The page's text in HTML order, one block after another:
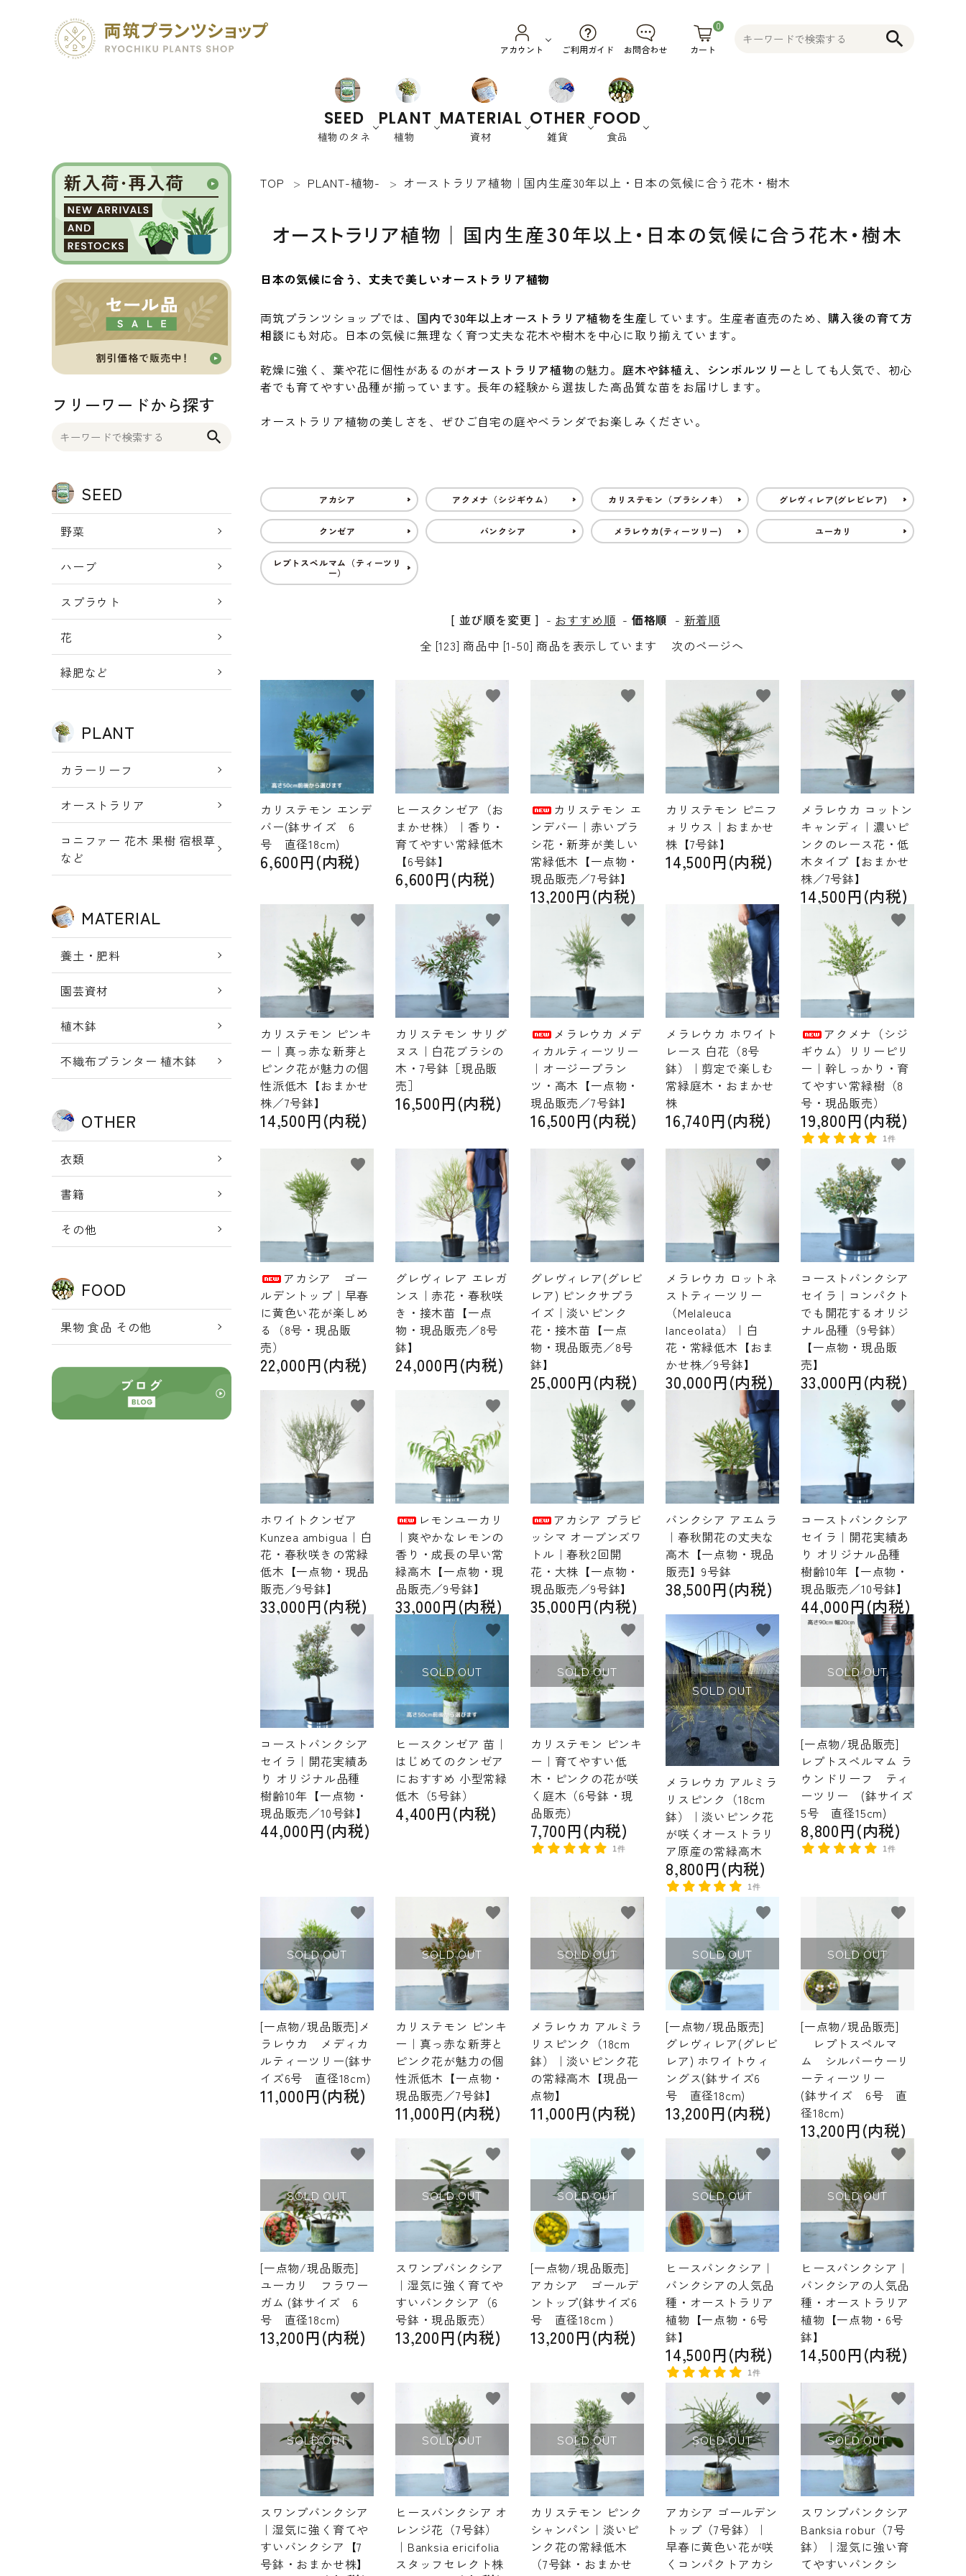
アカウント ご利用ガイド お問合わせ
0
カート
search
SEED
植物のタネ
PLANT
植物
根草 など
MATERIAL
資材
鉢
OTHER
雑貨
他
FOOD
食品
食
他
search
SEED 植物のタネ
PLANT 植物
MATERIAL 資材
OTHER 雑貨
ご利用ガイド
プライバシーポリシー
特定商取引法について
お問い合わせ
ようこそ ゲスト 様
ログイン
フリーワードから探す
search
SEED
野菜
ハーブ
スプラウト
花
緑肥など
PLANT
カラーリーフ
オーストラリア
コニファー 花木 果樹 宿根草
など
MATERIAL
養土・肥料
園芸資材
植木鉢
不織布プランター 植木鉢
OTHER
衣類
書籍
その他
FOOD
果物 食品 その他
TOP PLANT-植物- オーストラリア植物｜国内生産30年以上・日本の気候に合う花木・樹木
オーストラリア植物｜国内生産30年以上・日本の気候に合う花木・樹木
日本の気候に合う、丈夫で美しいオーストラリア植物
両筑プランツショップでは、 国内で30年以上オーストラリア植物を生産 しています。生産者直売のため、購入後の育て方
相談 にも対応。日本の気候に無理なく育つ丈夫な花木や樹木を中心に取り揃えています。
乾燥に強く、葉や花に個性があるのがオーストラリア植物の魅力。庭木や鉢植え、シンボルツリー としても人気で、初心
者でも育てやすい品種が揃っています。長年の経験から選抜した高品質な苗をお届けします。
オーストラリア植物の美しさを、ぜひご自宅の庭やベランダでお楽しみください。
アカシア アクメナ（シジギウム） カリステモン（ブラシノキ） グレヴィレア(グレビレア)
クンゼア バンクシア メラレウカ(ティーツリー) ユーカリ
レプトスペルマム（ティーツリ
ー）
[ 並び順を変更 ] - おすすめ順 - 価格順 - 新着順
全 [123] 商品中 [1-50] 商品を表示しています
次のページへ
カリステモン エンデ
バー(鉢サイズ 6
号 直径18cm)
6,600円(内税)
favorite
ヒースクンゼア（お
まかせ株）｜香り・
育てやすい常緑低木
【6号鉢】
6,600円(内税)
favorite
カリステモン エ
ンデバー｜赤いブラ
シ花・新芽が美しい
常緑低木【一点物・
現品販売／7号鉢】
13,200円(内税)
favorite
カリステモン ピニフ
ォリウス｜おまかせ
株【7号鉢】
14,500円(内税)
favorite
メラレウカ コットン
キャンディ｜濃いピ
ンクのレース花・低
木タイプ【おまかせ
株／7号鉢】
14,500円(内税)
favorite
カリステモン ピンキ
ー｜真っ赤な新芽と
ピンク花が魅力の個
性派低木【おまかせ
株／7号鉢】
14,500円(内税)
favorite
カリステモン サリグ
ヌス｜白花ブラシの
木・7号鉢［現品販
売］
16,500円(内税)
favorite
メラレウカ メデ
ィカルティーツリー
｜オージープラン
ツ・高木【一点物・
現品販売／7号鉢】
16,500円(内税)
favorite
メラレウカ ホワイト
レース 白花（8号
鉢）｜剪定で楽しむ
常緑庭木・おまかせ
株
16,740円(内税)
favorite
アクメナ（シジ
ギウム）リリーピリ
ー｜幹しっかり・育
てやすい常緑樹（8
号・現品販売）
19,800円(内税)
1件
favorite
アカシア ゴー
ルデントップ｜早春
に黄色い花が楽しめ
る（8号・現品販
売）
22,000円(内税)
favorite
グレヴィレア エレガ
ンス｜赤花・春秋咲
き・接木苗【一点
物・現品販売／8号
鉢】
24,000円(内税)
favorite
グレヴィレア(グレビ
レア) ピンクサプラ
イズ｜淡いピンク
花・接木苗【一点
物・現品販売／8号
鉢】
25,000円(内税)
favorite
メラレウカ ロットネ
ストティーツリー
（Melaleuca
lanceolata）｜白
花・常緑低木【おま
かせ株／9号鉢】
30,000円(内税)
favorite
コーストバンクシア
セイラ｜コンパクト
でも開花するオリジ
ナル品種（9号鉢）
【一点物・現品販
売】
33,000円(内税)
favorite
ホワイトクンゼア
Kunzea ambigua｜白
花・春秋咲きの常緑
低木【一点物・現品
販売／9号鉢】
33,000円(内税)
favorite
レモンユーカリ
｜爽やかなレモンの
香り・成長の早い常
緑高木【一点物・現
品販売／9号鉢】
33,000円(内税)
favorite
アカシア プラビ
ッシマ オーブンズワ
トル｜春秋2回開
花・大株【一点物・
現品販売／9号鉢】
35,000円(内税)
favorite
バンクシア アエムラ
｜春秋開花の丈夫な
高木【一点物・現品
販売】9号鉢
38,500円(内税)
favorite
コーストバンクシア
セイラ｜開花実績あ
り オリジナル品種
樹齢10年【一点物・
現品販売／10号鉢】
44,000円(内税)
favorite
コーストバンクシア
セイラ｜開花実績あ
り オリジナル品種
樹齢10年【一点物・
現品販売／10号鉢】
44,000円(内税)
favorite
SOLD OUT
ヒースクンゼア 苗｜
はじめてのクンゼア
におすすめ 小型常緑
低木（5号鉢）
4,400円(内税)
favorite
SOLD OUT
カリステモン ピンキ
ー｜育てやすい低
木・ピンクの花が咲
く庭木（6号鉢・現
品販売）
7,700円(内税)
1件
favorite
SOLD OUT
メラレウカ アルミラ
リスピンク（18cm
鉢）｜淡いピンク花
が咲くオーストラリ
ア原産の常緑高木
8,800円(内税)
1件
favorite
SOLD OUT
[一点物/現品販売]
レプトスペルマム ラ
ウンドリーフ ティ
ーツリー (鉢サイズ
5号 直径15cm)
8,800円(内税)
1件
favorite
SOLD OUT
[一点物/現品販売]メ
ラレウカ メディカ
ルティーツリー(鉢サ
イズ6号 直径18cm)
11,000円(内税)
favorite
SOLD OUT
カリステモン ピンキ
ー｜真っ赤な新芽と
ピンク花が魅力の個
性派低木【一点物・
現品販売／7号鉢】
11,000円(内税)
favorite
SOLD OUT
メラレウカ アルミラ
リスピンク（18cm
鉢）｜淡いピンク花
の常緑高木【現品一
点物】
11,000円(内税)
favorite
SOLD OUT
[一点物/現品販売]
グレヴィレア(グレビ
レア) ホワイトウィ
ングス(鉢サイズ6
号 直径18cm)
13,200円(内税)
favorite
SOLD OUT
[一点物/現品販売]
レプトスペルマ
ム シルバーウーリ
ーティーツリー
(鉢サイズ 6号 直
径18cm)
13,200円(内税)
favorite
SOLD OUT
[一点物/現品販売]
ユーカリ フラワー
ガム (鉢サイズ 6
号 直径18cm)
13,200円(内税)
favorite
SOLD OUT
スワンプバンクシア
｜湿気に強く育てや
すいバンクシア（6
号鉢・現品販売）
13,200円(内税)
favorite
SOLD OUT
[一点物/現品販売]
アカシア ゴールデ
ントップ(鉢サイズ6
号 直径18cm )
13,200円(内税)
favorite
SOLD OUT
ヒースバンクシア｜
バンクシアの人気品
種・オーストラリア
植物【一点物・6号
鉢】
14,500円(内税)
1件
favorite
SOLD OUT
ヒースバンクシア｜
バンクシアの人気品
種・オーストラリア
植物【一点物・6号
鉢】
14,500円(内税)
favorite
SOLD OUT
スワンプバンクシア
｜湿気に強く育てや
すいバンクシア【7
号鉢・おまかせ株】
favorite
SOLD OUT
ヒースバンクシア オ
レンジ花（7号鉢）
｜Banksia ericifolia
スタッフセレクト株
favorite
SOLD OUT
カリステモン ピンク
シャンパン｜淡いピ
ンク花の常緑低木
（7号鉢・おまかせ
favorite
SOLD OUT
アカシア ゴールデン
トップ（7号鉢）｜
早春に黄色い花が咲
くコンパクトアカシ
favorite
SOLD OUT
スワンプバンクシア
Banksia robur（7号
鉢）｜湿気に強い育
てやすいバンクシ
favorite